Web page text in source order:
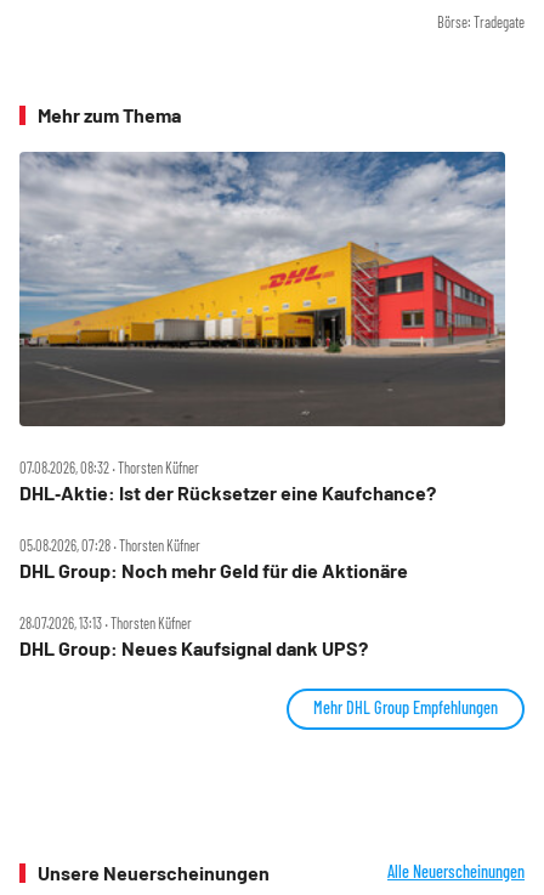
Börse: Tradegate
Mehr zum Thema
07.08.2026, 08:32 ‧ Thorsten Küfner
DHL‑Aktie: Ist der Rücksetzer eine Kaufchance?
05.08.2026, 07:28 ‧ Thorsten Küfner
DHL Group: Noch mehr Geld für die Aktionäre
28.07.2026, 13:13 ‧ Thorsten Küfner
DHL Group: Neues Kaufsignal dank UPS?
Mehr DHL Group Empfehlungen
Unsere Neuerscheinungen Alle Neuerscheinungen